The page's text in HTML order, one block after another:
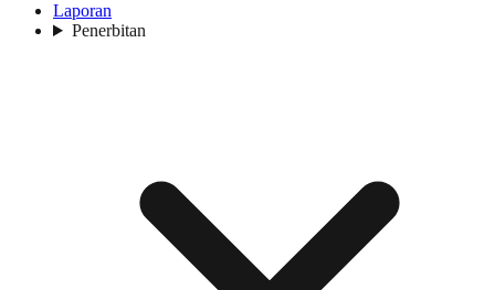
Laporan
Penerbitan